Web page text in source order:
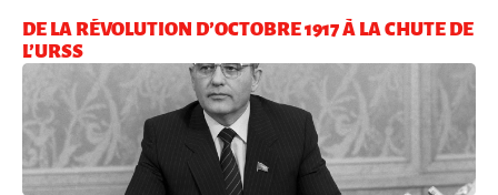
DE LA RÉVOLUTION D’OCTOBRE 1917 À LA CHUTE DE
L’URSS